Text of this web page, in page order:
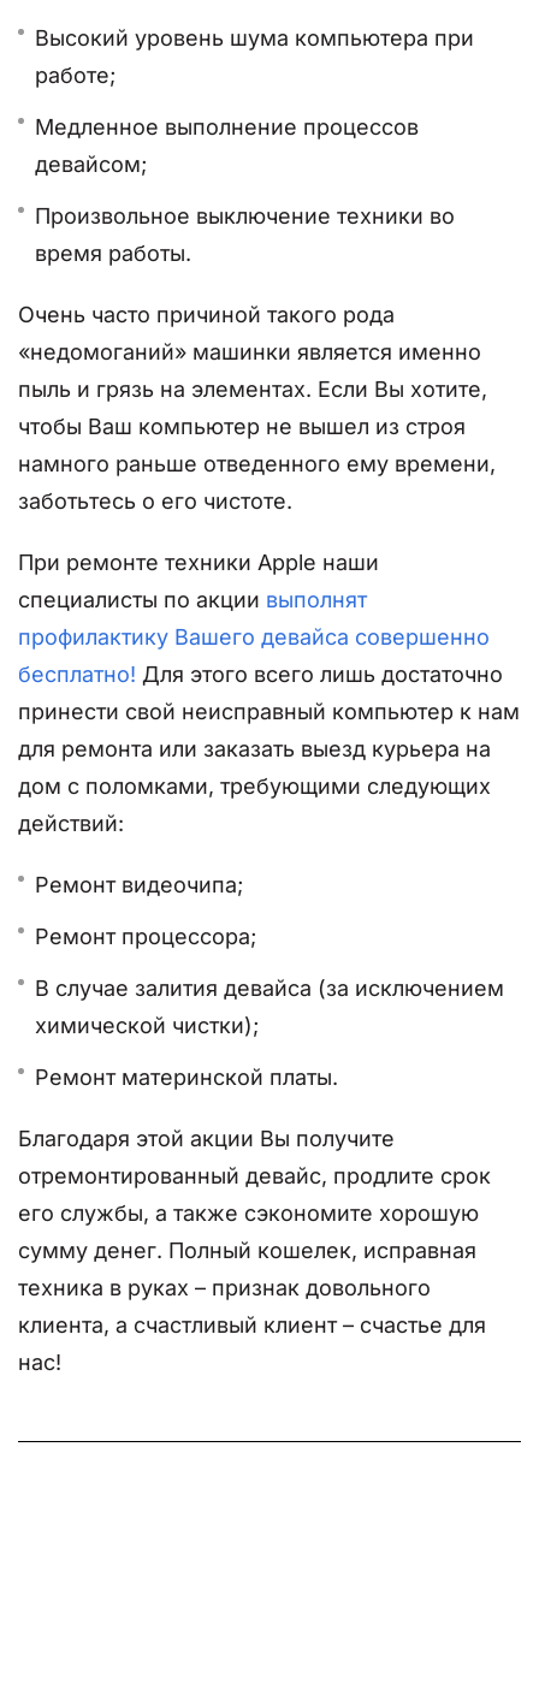
Высокий уровень шума компьютера при
работе;
Медленное выполнение процессов
девайсом;
Произвольное выключение техники во
время работы.
Очень часто причиной такого рода
«недомоганий» машинки является именно
пыль и грязь на элементах. Если Вы хотите,
чтобы Ваш компьютер не вышел из строя
намного раньше отведенного ему времени,
заботьтесь о его чистоте.
При ремонте техники Apple наши
специалисты по акции выполнят
профилактику Вашего девайса совершенно
бесплатно! Для этого всего лишь достаточно
принести свой неисправный компьютер к нам
для ремонта или заказать выезд курьера на
дом с поломками, требующими следующих
действий:
Ремонт видеочипа;
Ремонт процессора;
В случае залития девайса (за исключением
химической чистки);
Ремонт материнской платы.
Благодаря этой акции Вы получите
отремонтированный девайс, продлите срок
его службы, а также сэкономите хорошую
сумму денег. Полный кошелек, исправная
техника в руках – признак довольного
клиента, а счастливый клиент – счастье для
нас!